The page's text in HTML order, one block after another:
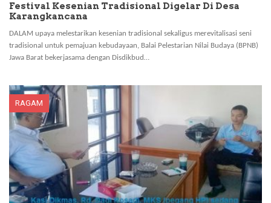
Festival Kesenian Tradisional Digelar Di Desa
Karangkancana
DALAM upaya melestarikan kesenian tradisional sekaligus merevitalisasi seni
tradisional untuk pemajuan kebudayaan, Balai Pelestarian Nilai Budaya (BPNB)
Jawa Barat bekerjasama dengan Disdikbud…
RAGAM